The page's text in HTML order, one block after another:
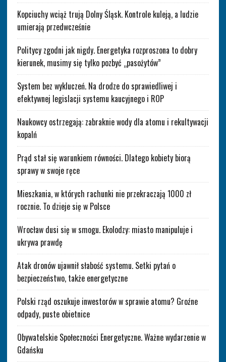
Kopciuchy wciąż trują Dolny Śląsk. Kontrole kuleją, a ludzie
umierają przedwcześnie
Politycy zgodni jak nigdy. Energetyka rozproszona to dobry
kierunek, musimy się tylko pozbyć „pasożytów”
System bez wykluczeń. Na drodze do sprawiedliwej i
efektywnej legislacji systemu kaucyjnego i ROP
Naukowcy ostrzegają: zabraknie wody dla atomu i rekultywacji
kopalń
Prąd stał się warunkiem równości. Dlatego kobiety biorą
sprawy w swoje ręce
Mieszkania, w których rachunki nie przekraczają 1000 zł
rocznie. To dzieje się w Polsce
Wrocław dusi się w smogu. Ekolodzy: miasto manipuluje i
ukrywa prawdę
Atak dronów ujawnił słabość systemu. Setki pytań o
bezpieczeństwo, także energetyczne
Polski rząd oszukuje inwestorów w sprawie atomu? Groźne
odpady, puste obietnice
Obywatelskie Społeczności Energetyczne. Ważne wydarzenie w
Gdańsku